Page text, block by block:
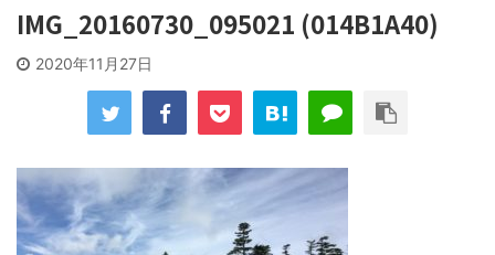
IMG_20160730_095021 (014B1A40)
2020年11月27日